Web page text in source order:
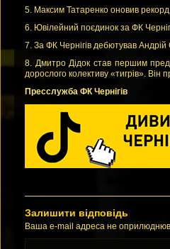
5. Максим Татаренко оновив рекорд
6. Ювілейний поєдинок за ФК
7. За ФК Чернігів дебютував
8. Дмитро Дідок став першим
дорослого колективу «тигрів». Він
Пресслужба ФК Чернігів
Залишити відповідь
Ваша e-mail адреса не